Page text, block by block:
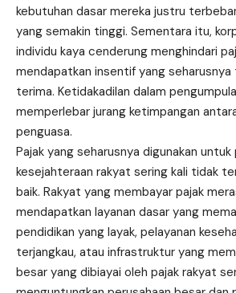
kebutuhan dasar mereka justru
yang semakin tinggi. Sementara itu,
individu kaya cenderung menghindari
mendapatkan insentif yang seharusnya
terima. Ketidakadilan dalam
memperlebar jurang ketimpangan
penguasa.
Pajak yang seharusnya digunakan
kesejahteraan rakyat sering kali tidak
baik. Rakyat yang membayar pajak
mendapatkan layanan dasar yang
pendidikan yang layak, pelayanan
terjangkau, atau infrastruktur yang
besar yang dibiayai oleh pajak rakyat